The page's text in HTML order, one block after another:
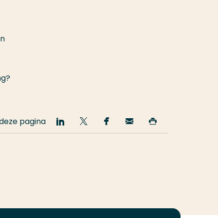
pagina
Deel
op
Deel
op
Deel
op
Email
deze deze